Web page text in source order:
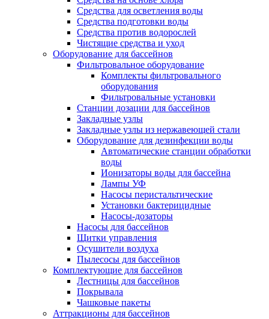
Средства для осветления воды
Средства подготовки воды
Средства против водорослей
Чистящие средства и уход
Оборудование для бассейнов
Фильтровальное оборудование
Комплекты фильтровального
оборудования
Фильтровальные установки
Станции дозации для бассейнов
Закладные узлы
Закладные узлы из нержавеющей стали
Оборудование для дезинфекции воды
Автоматические станции обработки
воды
Ионизаторы воды для бассейна
Лампы УФ
Насосы перистальтические
Установки бактерицидные
Насосы-дозаторы
Насосы для бассейнов
Щитки управления
Осушители воздуха
Пылесосы для бассейнов
Комплектующие для бассейнов
Лестницы для бассейнов
Покрывала
Чашковые пакеты
Аттракционы для бассейнов